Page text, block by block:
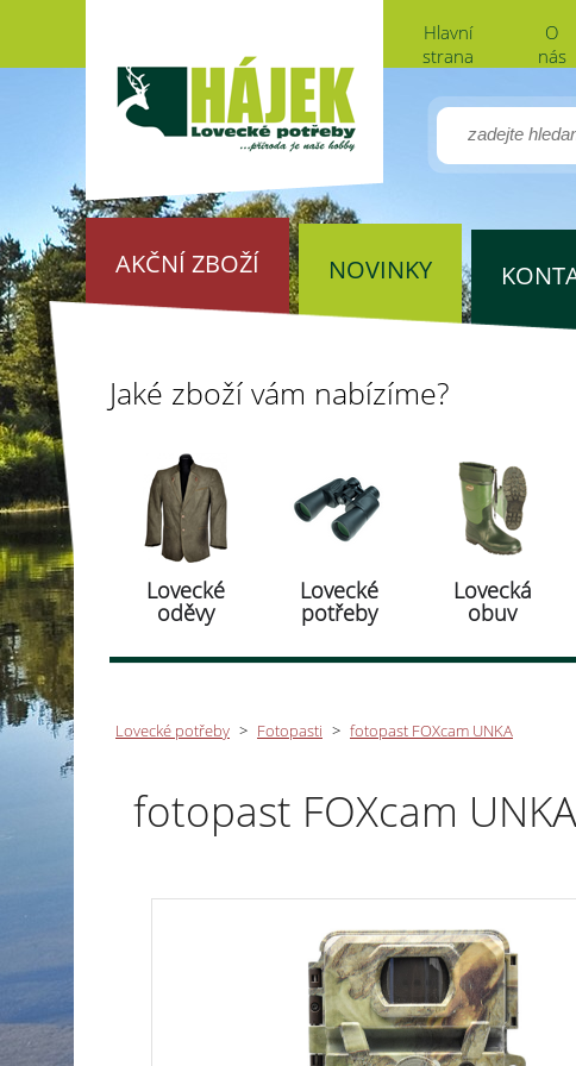
Hlavní
strana
O
nás
AKČNÍ ZBOŽÍ NOVINKY
Jaké zboží vám nabízíme?
Lovecké
oděvy
Lovecké
potřeby
Lovecká
obuv
Lovecké potřeby > Fotopasti > fotopast FOXcam UNKA
fotopast FOXcam UNKA